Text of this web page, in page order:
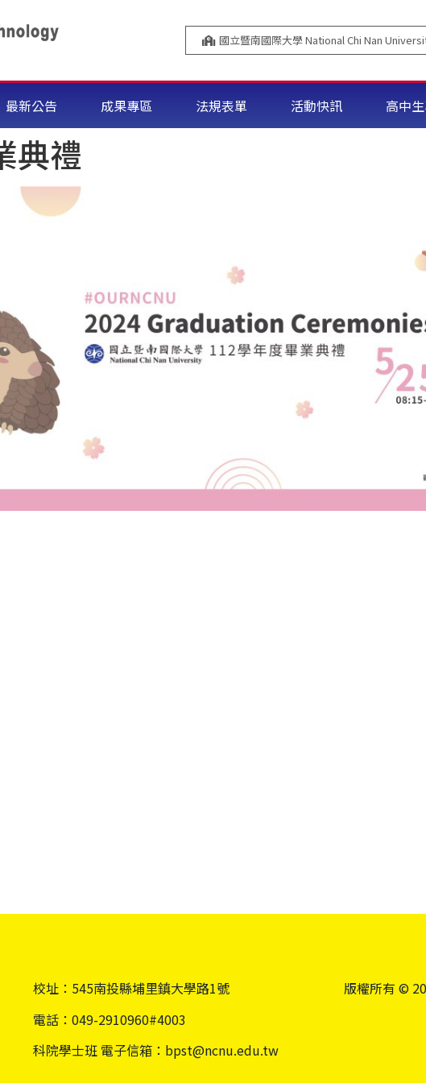
國立暨南國際大學 National Chi Nan
最新公告 成果專區 法規表單 活動快訊 高中
典禮
校址：545南投縣埔里鎮大學路1號
電話：049-2910960#4003
科院學士班 電子信箱：bpst@ncnu.edu.tw
版權所有 ©